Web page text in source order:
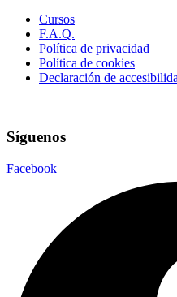
Cursos
F.A.Q.
Política de privacidad
Política de cookies
Declaración de
Síguenos
Facebook